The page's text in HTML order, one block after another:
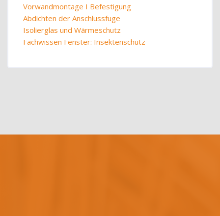
Vorwandmontage I Befestigung
Abdichten der Anschlussfuge
Isolierglas und Wärmeschutz
Fachwissen Fenster: Insektenschutz